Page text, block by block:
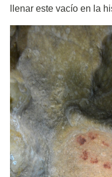
llenar este vacío en la